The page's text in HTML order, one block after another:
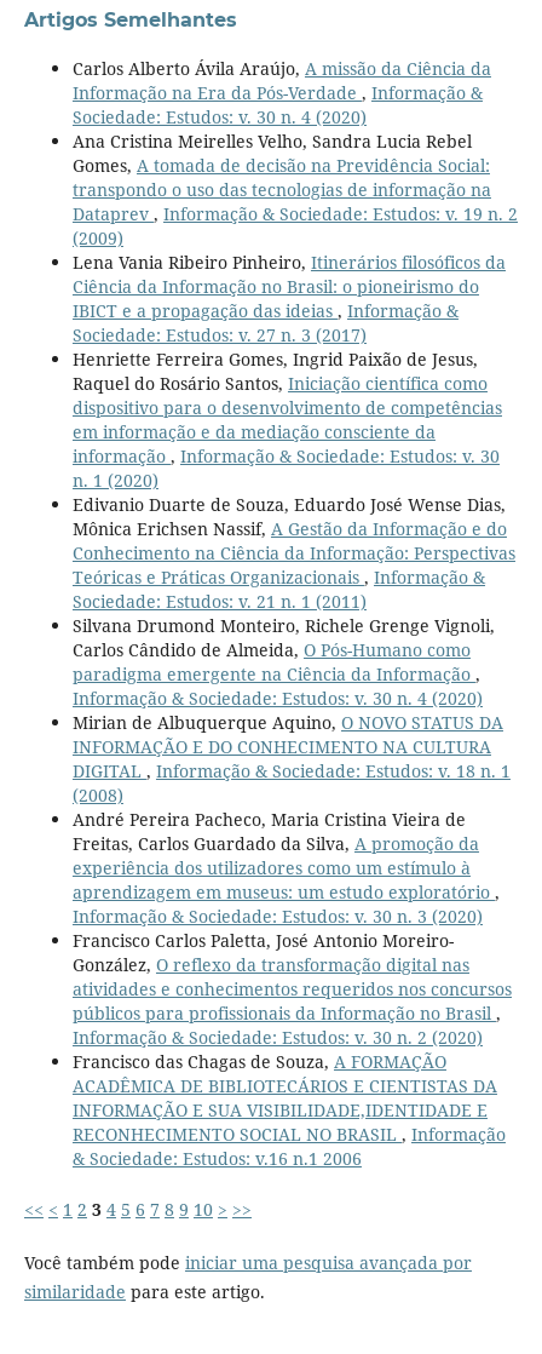
Artigos Semelhantes
Carlos Alberto Ávila Araújo, A missão da Ciência da
Informação na Era da Pós-Verdade , Informação &
Sociedade: Estudos: v. 30 n. 4 (2020)
Ana Cristina Meirelles Velho, Sandra Lucia Rebel
Gomes, A tomada de decisão na Previdência Social:
transpondo o uso das tecnologias de informação na
Dataprev , Informação & Sociedade: Estudos: v. 19 n. 2
(2009)
Lena Vania Ribeiro Pinheiro, Itinerários filosóficos da
Ciência da Informação no Brasil: o pioneirismo do
IBICT e a propagação das ideias , Informação &
Sociedade: Estudos: v. 27 n. 3 (2017)
Henriette Ferreira Gomes, Ingrid Paixão de Jesus,
Raquel do Rosário Santos, Iniciação científica como
dispositivo para o desenvolvimento de competências
em informação e da mediação consciente da
informação , Informação & Sociedade: Estudos: v. 30
n. 1 (2020)
Edivanio Duarte de Souza, Eduardo José Wense Dias,
Mônica Erichsen Nassif, A Gestão da Informação e do
Conhecimento na Ciência da Informação: Perspectivas
Teóricas e Práticas Organizacionais , Informação &
Sociedade: Estudos: v. 21 n. 1 (2011)
Silvana Drumond Monteiro, Richele Grenge Vignoli,
Carlos Cândido de Almeida, O Pós-Humano como
paradigma emergente na Ciência da Informação ,
Informação & Sociedade: Estudos: v. 30 n. 4 (2020)
Mirian de Albuquerque Aquino, O NOVO STATUS DA
INFORMAÇÃO E DO CONHECIMENTO NA CULTURA
DIGITAL , Informação & Sociedade: Estudos: v. 18 n. 1
(2008)
André Pereira Pacheco, Maria Cristina Vieira de
Freitas, Carlos Guardado da Silva, A promoção da
experiência dos utilizadores como um estímulo à
aprendizagem em museus: um estudo exploratório ,
Informação & Sociedade: Estudos: v. 30 n. 3 (2020)
Francisco Carlos Paletta, José Antonio Moreiro-
González, O reflexo da transformação digital nas
atividades e conhecimentos requeridos nos concursos
públicos para profissionais da Informação no Brasil ,
Informação & Sociedade: Estudos: v. 30 n. 2 (2020)
Francisco das Chagas de Souza, A FORMAÇÃO
ACADÊMICA DE BIBLIOTECÁRIOS E CIENTISTAS DA
INFORMAÇÃO E SUA VISIBILIDADE,IDENTIDADE E
RECONHECIMENTO SOCIAL NO BRASIL , Informação
& Sociedade: Estudos: v.16 n.1 2006
<< < 1 2 3 4 5 6 7 8 9 10 > >>
Você também pode iniciar uma pesquisa avançada por
similaridade para este artigo.